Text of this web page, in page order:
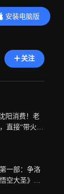
安装电脑版
内容更精彩
关注
阳消费！老
直接“带火”
运动潮，商
一部：争洛
空大圣》撤